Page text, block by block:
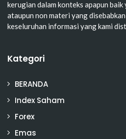
kerugian dalam konteks apapun
ataupun non materi yang
keseluruhan informasi yang kami
Kategori
BERANDA
Index Saham
Forex
Emas